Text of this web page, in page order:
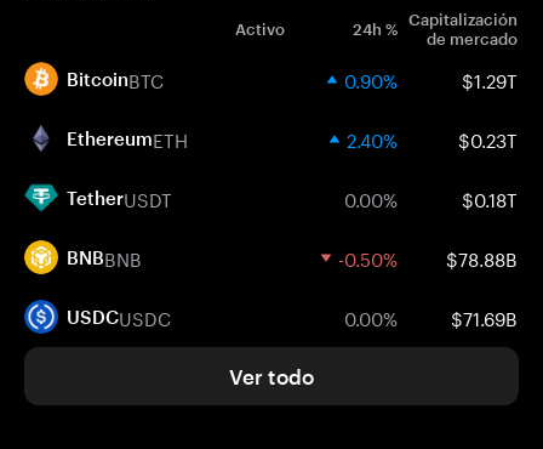
Activo 24h % Capitalización
de mercado
BitcoinBTC 0.90% $1.29T
EthereumETH 2.40% $0.23T
TetherUSDT 0.00% $0.18T
BNBBNB -0.50% $78.88B
USDCUSDC 0.00% $71.69B
Ver todo